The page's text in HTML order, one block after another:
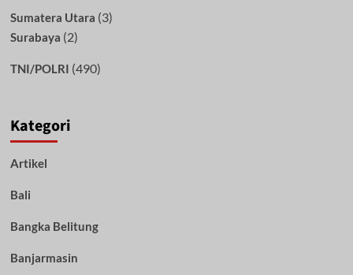
Sumatera Utara (3)
Surabaya (2)
TNI/POLRI (490)
Kategori
Artikel
Bali
Bangka Belitung
Banjarmasin